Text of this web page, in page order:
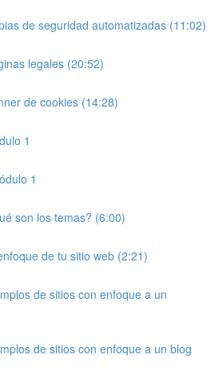
de seguridad automatizadas (11:02)
legales (20:52)
de cookies (14:28)
1
1
son los temas? (6:00)
de tu sitio web (2:21)
de sitios con enfoque a un
de sitios con enfoque a un blog